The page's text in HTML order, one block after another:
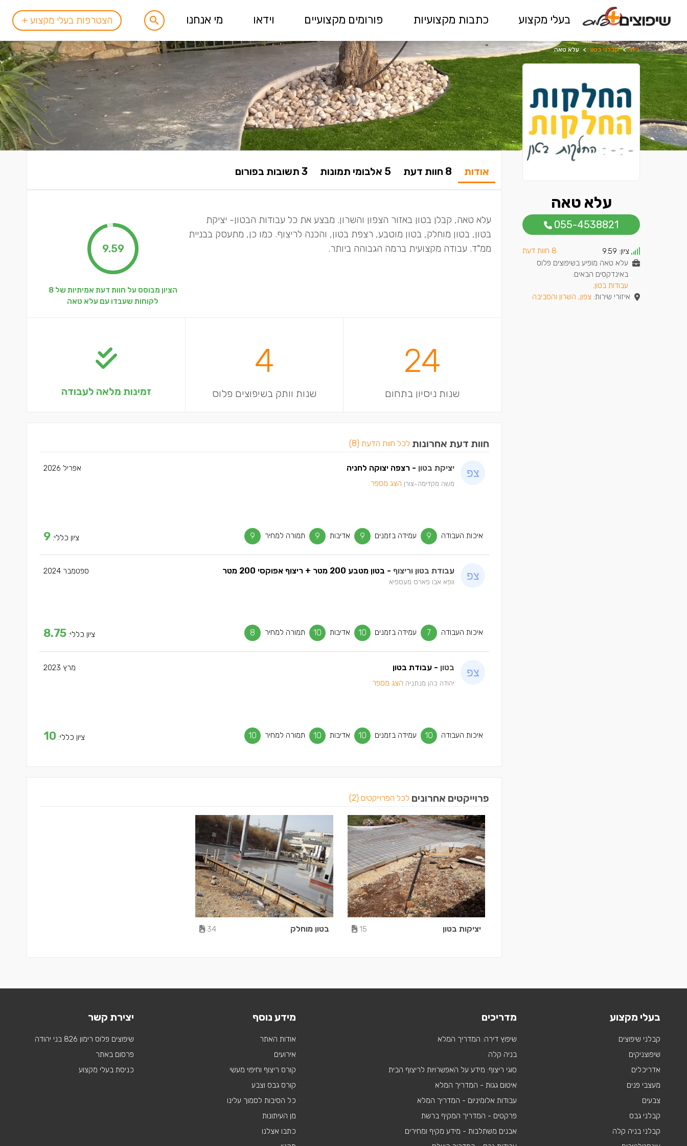
בעלי מקצוע כתבות מקצועיות פורומים מקצועיים וידאו מי אנחנו הצטרפות בעלי מקצוע +
בית > קבלני בטון > עלא טאה
עלא טאה
055-4538821
ציון: 9.59
8 חוות דעת
עלא טאה מופיע בשיפוצים פלוס
באינדקסים הבאים:
עבודות בטון.
איזורי שירות: צפון, השרון והסביבה
אודות 8 חוות דעת 5 אלבומי תמונות 3 תשובות בפורום
עלא טאה, קבלן בטון באזור הצפון והשרון. מבצע את כל עבודות הבטון- יציקת
בטון, בטון מוחלק, בטון מוטבע, רצפת בטון, והכנה לריצוף. כמו כן, מתעסק בבניית
ממ"ד. עבודה מקצועית ברמה הגבוהה ביותר.
9.59
הציון מבוסס על חוות דעת אמיתיות של 8
לקוחות שעבדו עם עלא טאה
24
שנות ניסיון בתחום
4
שנות וותק בשיפוצים פלוס זמינות מלאה לעבודה
חוות דעת אחרונות לכל חוות הדעת (8)
יציקת בטון - רצפה יצוקה לחניה
משה מקדימה-צורן הצג מספר
אפריל 2026
איכות העבודה 9 עמידה בזמנים 9 אדיבות 9 תמורה למחיר 9 ציון כללי: 9
עבודת בטון וריצוף - בטון מטבע 200 מטר + ריצוף אפוקסי 200 מטר
וופא אבו פארס מעספיא
ספטמבר 2024
איכות העבודה 7 עמידה בזמנים 10 אדיבות 10 תמורה למחיר 8 ציון כללי: 8.75
בטון - עבודת בטון
יהודה כהן מנתניה הצג מספר
מרץ 2023
איכות העבודה 10 עמידה בזמנים 10 אדיבות 10 תמורה למחיר 10 ציון כללי: 10
פרוייקטים אחרונים לכל הפרוייקטים (2)
יציקות בטון 15 בטון מוחלק 34
בעלי מקצוע
קבלני שיפוצים
שיפוצניקים
אדריכלים
מעצבי פנים
צבעים
קבלני גבס
קבלני בניה קלה
מדריכים
שיפוץ דירה: המדריך המלא
בניה קלה
סוגי ריצוף: מידע על האפשרויות לריצוף הבית
איטום גגות - המדריך המלא
עבודות אלומיניום - המדריך המלא
פרקטים - המדריך המקיף ברשת
אבנים משתלבות - מידע מקיף ומחירים
מידע נוסף
אודות האתר
אירועים
קורס ריצוף וחיפוי מעשי
קורס גבס וצבע
כל הסיבות לסמוך עלינו
מן העיתונות
כתבו אצלנו
יצירת קשר
שיפוצים פלוס רימון 826 בני יהודה
פרסום באתר
כניסת בעלי מקצוע